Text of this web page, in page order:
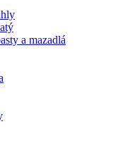
a mazadlá